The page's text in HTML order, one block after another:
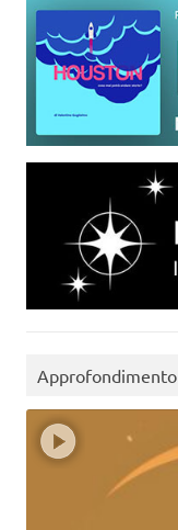
Approfondimento